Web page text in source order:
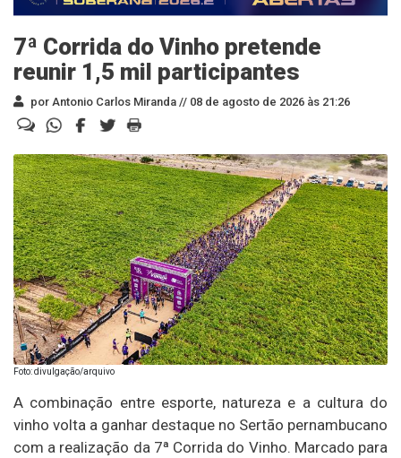
7ª Corrida do Vinho pretende
reunir 1,5 mil participantes
por Antonio Carlos Miranda // 08 de agosto de 2026 às 21:26
Foto: divulgação/arquivo
A combinação entre esporte, natureza e a cultura do
vinho volta a ganhar destaque no Sertão pernambucano
com a realização da 7ª Corrida do Vinho. Marcado para